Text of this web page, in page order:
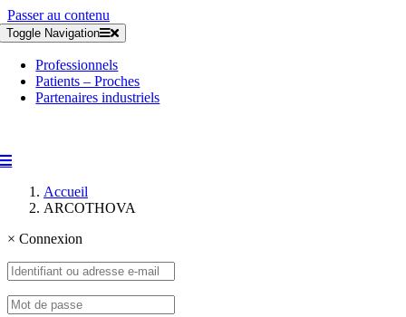
Passer au contenu
Toggle Navigation
Professionnels
Patients – Proches
Partenaires industriels
Accueil
ARCOTHOVA
× Connexion